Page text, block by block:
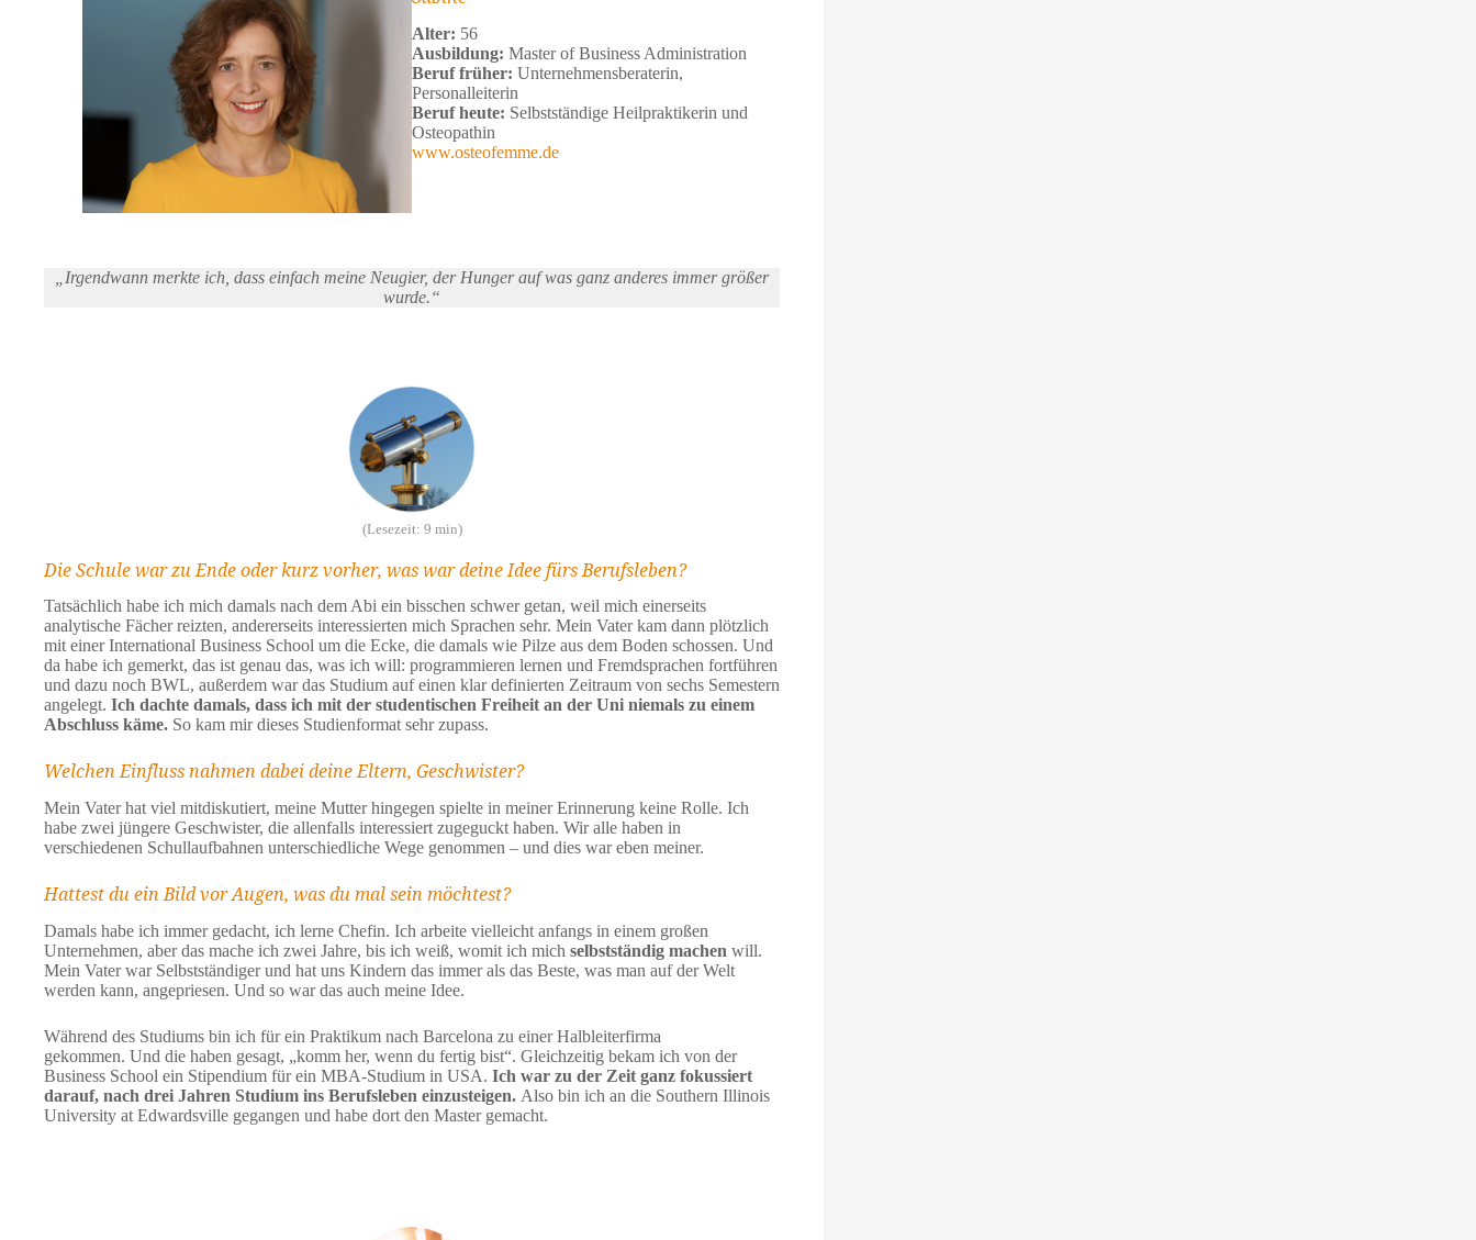
Alter: 56
Ausbildung: Master of Business Administration
Beruf früher: Unternehmensberaterin,
Personalleiterin
Beruf heute: Selbstständige Heilpraktikerin und
Osteopathin
www.osteofemme.de
„Irgendwann merkte ich, dass einfach meine Neugier, der Hunger auf was ganz anderes immer größer
wurde.“
(Lesezeit: 9 min)
Die Schule war zu Ende oder kurz vorher, was war deine Idee fürs Berufsleben?
Tatsächlich habe ich mich damals nach dem Abi ein bisschen schwer getan, weil mich einerseits
analytische Fächer reizten, andererseits interessierten mich Sprachen sehr. Mein Vater kam dann plötzlich
mit einer International Business School um die Ecke, die damals wie Pilze aus dem Boden schossen. Und
da habe ich gemerkt, das ist genau das, was ich will: programmieren lernen und Fremdsprachen fortführen
und dazu noch BWL, außerdem war das Studium auf einen klar definierten Zeitraum von sechs Semestern
angelegt. Ich dachte damals, dass ich mit der studentischen Freiheit an der Uni niemals zu einem
Abschluss käme. So kam mir dieses Studienformat sehr zupass.
Welchen Einfluss nahmen dabei deine Eltern, Geschwister?
Mein Vater hat viel mitdiskutiert, meine Mutter hingegen spielte in meiner Erinnerung keine Rolle. Ich
habe zwei jüngere Geschwister, die allenfalls interessiert zugeguckt haben. Wir alle haben in
verschiedenen Schullaufbahnen unterschiedliche Wege genommen – und dies war eben meiner.
Hattest du ein Bild vor Augen, was du mal sein möchtest?
Damals habe ich immer gedacht, ich lerne Chefin. Ich arbeite vielleicht anfangs in einem großen
Unternehmen, aber das mache ich zwei Jahre, bis ich weiß, womit ich mich selbstständig machen will.
Mein Vater war Selbstständiger und hat uns Kindern das immer als das Beste, was man auf der Welt
werden kann, angepriesen. Und so war das auch meine Idee.
Während des Studiums bin ich für ein Praktikum nach Barcelona zu einer Halbleiterfirma
gekommen. Und die haben gesagt, „komm her, wenn du fertig bist“. Gleichzeitig bekam ich von der
Business School ein Stipendium für ein MBA-Studium in USA. Ich war zu der Zeit ganz fokussiert
darauf, nach drei Jahren Studium ins Berufsleben einzusteigen. Also bin ich an die Southern Illinois
University at Edwardsville gegangen und habe dort den Master gemacht.